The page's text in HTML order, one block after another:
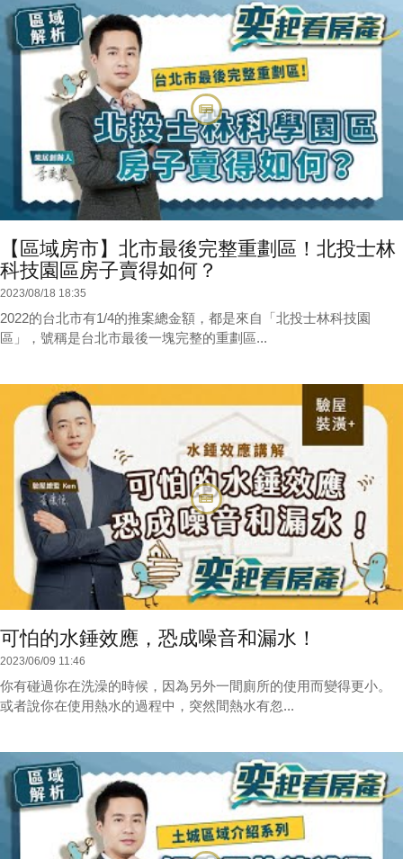
【區域房市】北市最後完整重劃區！北投士林
科技園區房子賣得如何？
2023/08/18 18:35
2022的台北市有1/4的推案總金額，都是來自「北投士林科技園
區」，號稱是台北市最後一塊完整的重劃區...
可怕的水錘效應，恐成噪音和漏水！
2023/06/09 11:46
你有碰過你在洗澡的時候，因為另外一間廁所的使用而變得更小。
或者說你在使用熱水的過程中，突然間熱水有忽...